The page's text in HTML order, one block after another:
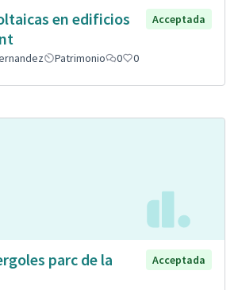
en edificios
Acceptada
Patrimonio 0 0
parc de la
Acceptada